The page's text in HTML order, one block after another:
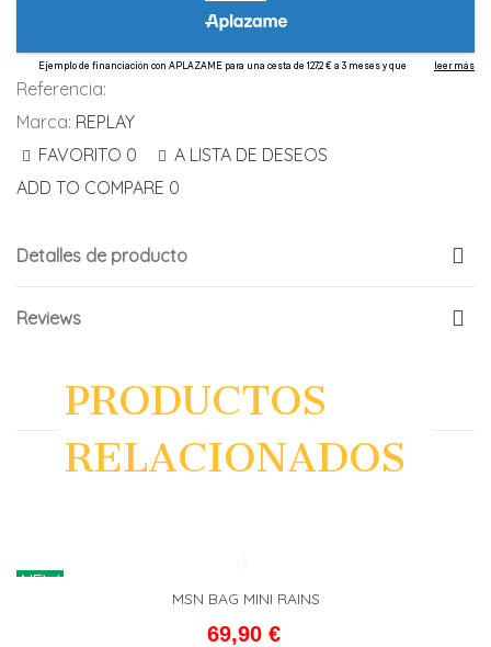
Referencia:
Marca: REPLAY
FAVORITO 0
A LISTA DE DESEOS
ADD TO COMPARE 0
Detalles de producto
Reviews
PRODUCTOS
RELACIONADOS
NEW
MSN BAG MINI RAINS
69,90 €